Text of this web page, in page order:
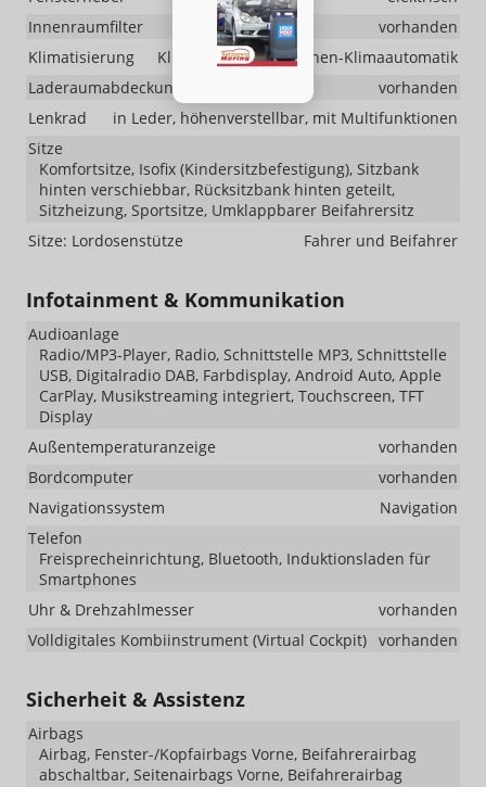
Innenraumfilter
vorhanden
Klimatisierung
Klimaautomatik, 2-Zonen-Klimaautomatik
Laderaumabdeckung
vorhanden
Lenkrad
in Leder, höhenverstellbar, mit Multifunktionen
Sitze
Komfortsitze, Isofix (Kindersitzbefestigung), Sitzbank
hinten verschiebbar, Rücksitzbank hinten geteilt,
Sitzheizung, Sportsitze, Umklappbarer Beifahrersitz
Sitze: Lordosenstütze
Fahrer und Beifahrer
Infotainment & Kommunikation
Audioanlage
Radio/MP3-Player, Radio, Schnittstelle MP3, Schnittstelle
USB, Digitalradio DAB, Farbdisplay, Android Auto, Apple
CarPlay, Musikstreaming integriert, Touchscreen, TFT
Display
Außentemperaturanzeige
vorhanden
Bordcomputer
vorhanden
Navigationssystem
Navigation
Telefon
Freisprecheinrichtung, Bluetooth, Induktionsladen für
Smartphones
Uhr & Drehzahlmesser
vorhanden
Volldigitales Kombiinstrument (Virtual Cockpit) vorhanden
Sicherheit & Assistenz
Airbags
Airbag, Fenster-/Kopfairbags Vorne, Beifahrerairbag
abschaltbar, Seitenairbags Vorne, Beifahrerairbag